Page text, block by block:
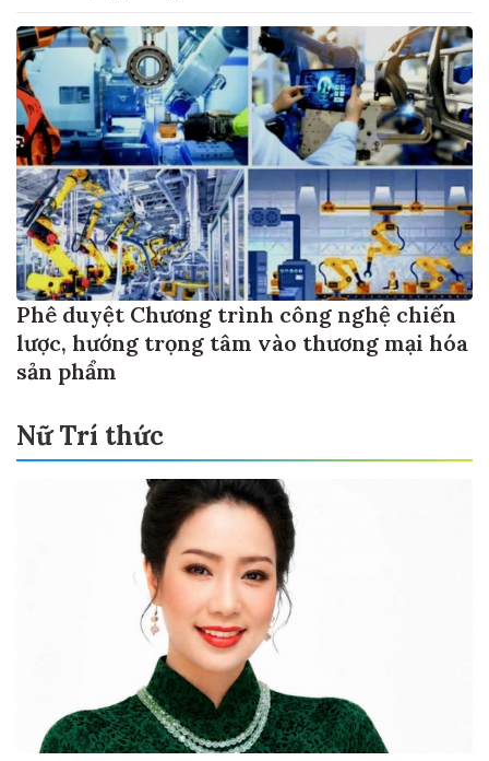
Phê duyệt Chương trình công nghệ chiến
lược, hướng trọng tâm vào thương mại hóa
sản phẩm
Nữ Trí thức